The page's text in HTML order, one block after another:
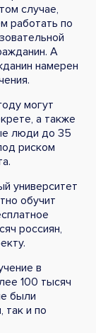
случае,
работать по
А
намерен
могут
а также
люди до 35
риском
университет
обучит
россиян,
в
100 тысяч
были
так и по